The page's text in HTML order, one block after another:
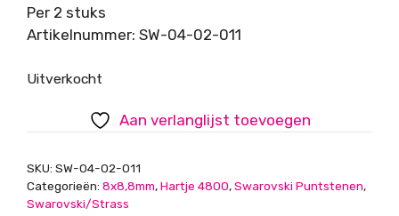
Per 2 stuks
Artikelnummer: SW-04-02-011
Uitverkocht
Aan verlanglijst toevoegen
SKU: SW-04-02-011
Categorieën: 8x8,8mm,Hartje 4800,Swarovski Puntstenen,
Swarovski/Strass